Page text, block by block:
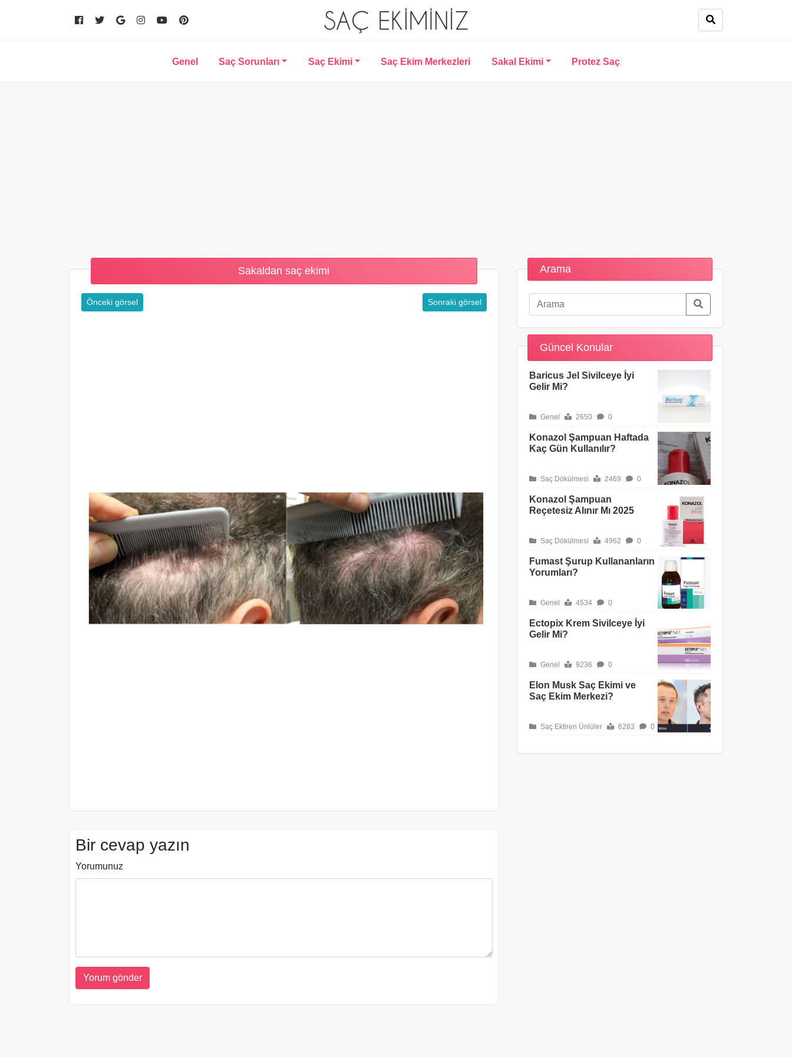
Genel Saç Sorunları Saç Ekimi Saç Ekim Merkezleri Sakal Ekimi Protez Saç
Sakaldan saç ekimi
Önceki görsel Sonraki görsel
Bir cevap yazın
Yorumunuz
Arama
Güncel Konular
Baricus Jel Sivilceye İyi
Gelir Mi?
Genel 2650 0
Konazol Şampuan Haftada
Kaç Gün Kullanılır?
Saç Dökülmesi 2469 0
Konazol Şampuan
Reçetesiz Alınır Mı 2025
Saç Dökülmesi 4962 0
Fumast Şurup Kullananların
Yorumları?
Genel 4534 0
Ectopix Krem Sivilceye İyi
Gelir Mi?
Genel 9236 0
Elon Musk Saç Ekimi ve
Saç Ekim Merkezi?
Saç Ektiren Ünlüler 6283 0